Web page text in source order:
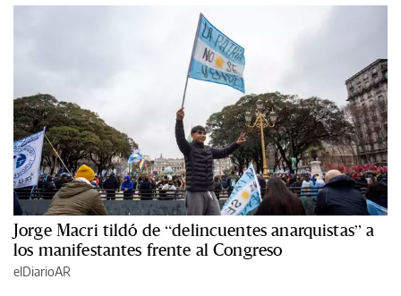
Jorge Macri tildó de “delincuentes anarquistas” a
los manifestantes frente al Congreso
elDiarioAR